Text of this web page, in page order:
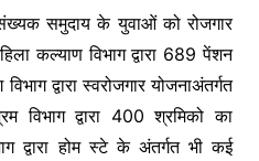
समुदाय के युवाओं को रोजगार
कल्याण विभाग द्वारा 689 पेंशन
द्वारा स्वरोजगार योजनाअंतर्गत
विभाग द्वारा 400 श्रमिको का
द्वारा होम स्टे के अंतर्गत भी कई